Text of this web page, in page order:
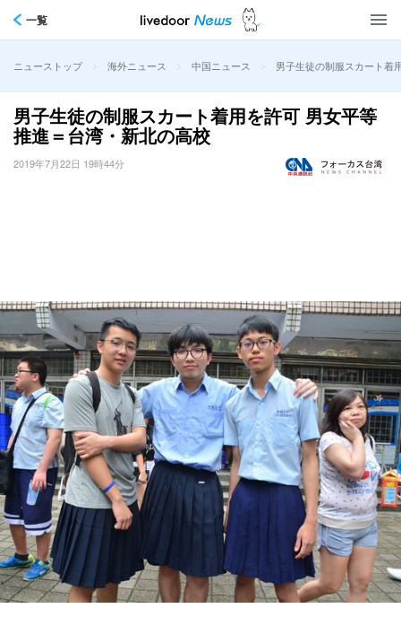
一覧
ニューストップ > 海外ニュース > 中国ニュース > 男子生徒の制服スカート着
男子生徒の制服スカート着用を許可 男女平等
推進＝台湾・新北の高校
2019年7月22日 19時44分